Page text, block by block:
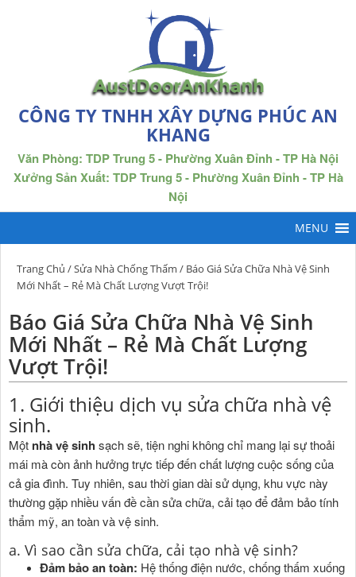
CÔNG TY TNHH XÂY DỰNG PHÚC AN
KHANG
Văn Phòng: TDP Trung 5 - Phường Xuân Đỉnh - TP Hà Nội
Xưởng Sản Xuất: TDP Trung 5 - Phường Xuân Đỉnh - TP Hà
Nội
Trang Chủ /Sửa Nhà Chống Thấm / Báo Giá Sửa Chữa Nhà Vệ Sinh
Mới Nhất – Rẻ Mà Chất Lượng Vượt Trội!
Báo Giá Sửa Chữa Nhà Vệ Sinh
Mới Nhất – Rẻ Mà Chất Lượng
Vượt Trội!
1. Giới thiệu dịch vụ sửa chữa nhà vệ
sinh.
Một nhà vệ sinh sạch sẽ, tiện nghi không chỉ mang lại sự thoải
mái mà còn ảnh hưởng trực tiếp đến chất lượng cuộc sống của
cả gia đình. Tuy nhiên, sau thời gian dài sử dụng, khu vực này
thường gặp nhiều vấn đề cần sửa chữa, cải tạo để đảm bảo tính
thẩm mỹ, an toàn và vệ sinh.
a. Vì sao cần sửa chữa, cải tạo nhà vệ sinh?
Đảm bảo an toàn: Hệ thống điện nước, chống thấm xuống